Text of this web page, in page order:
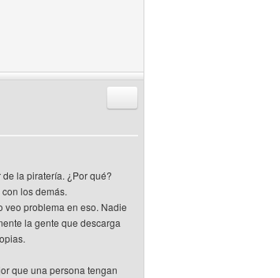
la piratería. ¿Por qué?
los demás.
veo problema en eso. Nadie
la gente que descarga
que una persona tengan